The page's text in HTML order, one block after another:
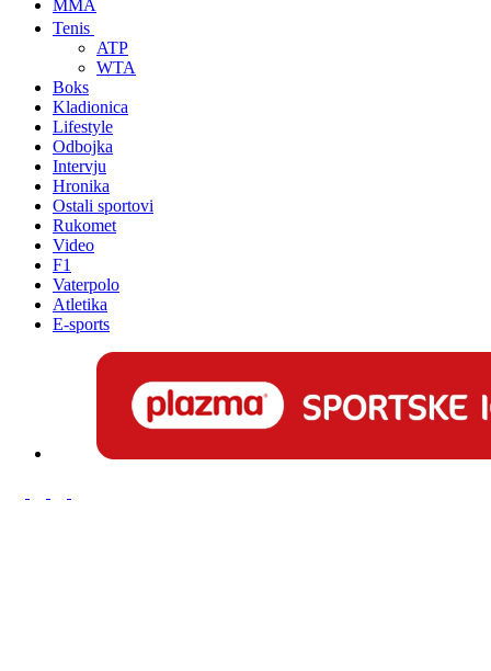
MMA
Tenis
ATP
WTA
Boks
Kladionica
Lifestyle
Odbojka
Intervju
Hronika
Ostali sportovi
Rukomet
Video
F1
Vaterpolo
Atletika
E-sports